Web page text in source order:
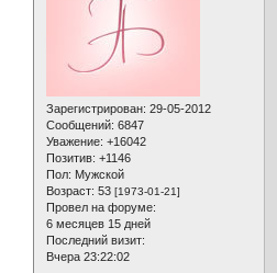
Зарегистрирован: 29-05-2012
Сообщений: 6847
Уважение: +16042
Позитив: +1146
Пол: Мужской
Возраст: 53 [1973-01-21]
Провел на форуме:
6 месяцев 15 дней
Последний визит:
Вчера 23:22:02